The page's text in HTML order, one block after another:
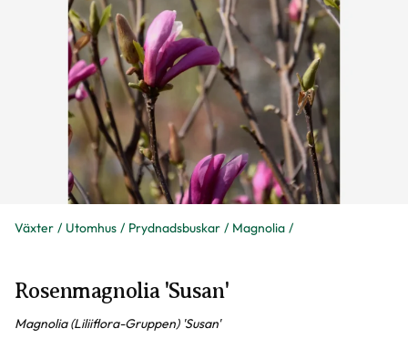
Växter Utomhus Prydnadsbuskar Magnolia
Rosenmagnolia 'Susan'
Magnolia (Liliiflora-Gruppen) 'Susan'